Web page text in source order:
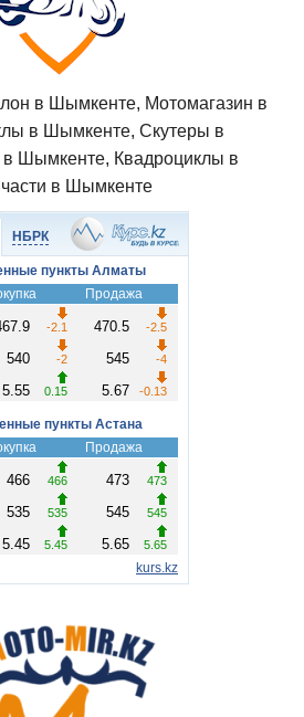
в Шымкенте, Мотомагазин в
в Шымкенте, Скутеры в
Шымкенте, Квадроциклы в
в Шымкенте